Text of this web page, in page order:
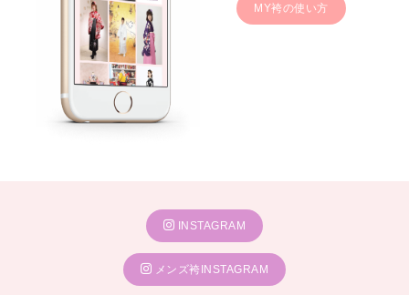
MY袴の使い方
INSTAGRAM
メンズ袴INSTAGRAM